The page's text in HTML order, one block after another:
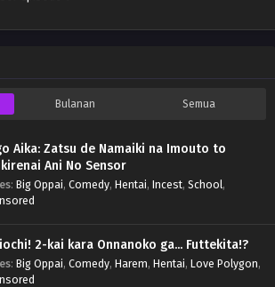
Bulanan Semua
Aika: Zatsu de Namaiki na Imouto to
Ani No Sensor
: Big Oppai, Comedy, Hentai, Incest, School,
2-kai kara Onnanoko ga... Futtekita!?
: Big Oppai, Comedy, Harem, Hentai, Love Polygon,